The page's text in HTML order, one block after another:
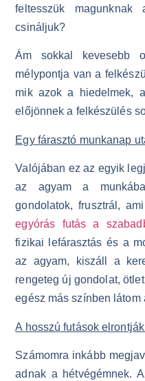
feltesszük
csináljuk?
Ám sokkal kevesebb
mélypontja van a
mik azok a hiedelmek,
előjönnek a felkészülés
Egy fárasztó munkanap
Valójában ez az egyik
az agyam a
gondolatok, frusztrál,
egyórás futás a
fizikai lefárasztás és a
az agyam, kiszáll a
rengeteg új gondolat,
egész más színben látom
A hosszú futások
Számomra inkább
adnak a hétvégémnek.